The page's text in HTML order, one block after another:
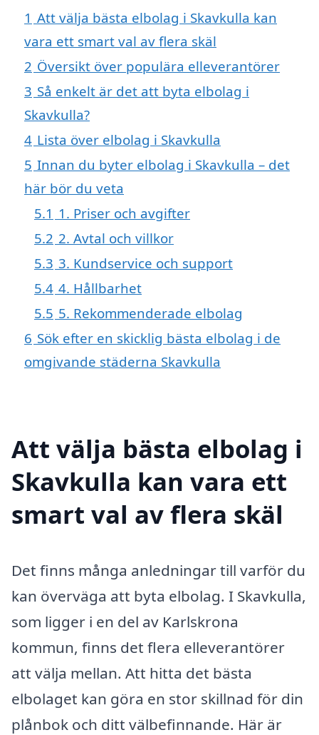
1 Att välja bästa elbolag i Skavkulla kan
vara ett smart val av flera skäl
2 Översikt över populära elleverantörer
3 Så enkelt är det att byta elbolag i
Skavkulla?
4 Lista över elbolag i Skavkulla
5 Innan du byter elbolag i Skavkulla – det
här bör du veta
5.1 1. Priser och avgifter
5.2 2. Avtal och villkor
5.3 3. Kundservice och support
5.4 4. Hållbarhet
5.5 5. Rekommenderade elbolag
6 Sök efter en skicklig bästa elbolag i de
omgivande städerna Skavkulla
Att välja bästa elbolag i
Skavkulla kan vara ett
smart val av flera skäl
Det finns många anledningar till varför du
kan överväga att byta elbolag. I Skavkulla,
som ligger i en del av Karlskrona
kommun, finns det flera elleverantörer
att välja mellan. Att hitta det bästa
elbolaget kan göra en stor skillnad för din
plånbok och ditt välbefinnande. Här är